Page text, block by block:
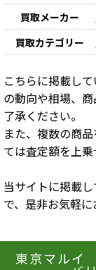
買取メーカー
買取カテゴリー
こちらに掲載し
の動向や相場、
了承ください。
また、複数の商
ては査定額を上乗
当サイトに掲載
で、是非お気軽に
東京マルイ